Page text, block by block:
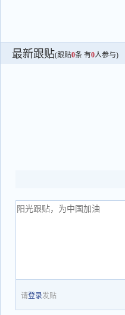
最新跟贴(跟贴0条 有0人参与)
请登录发贴